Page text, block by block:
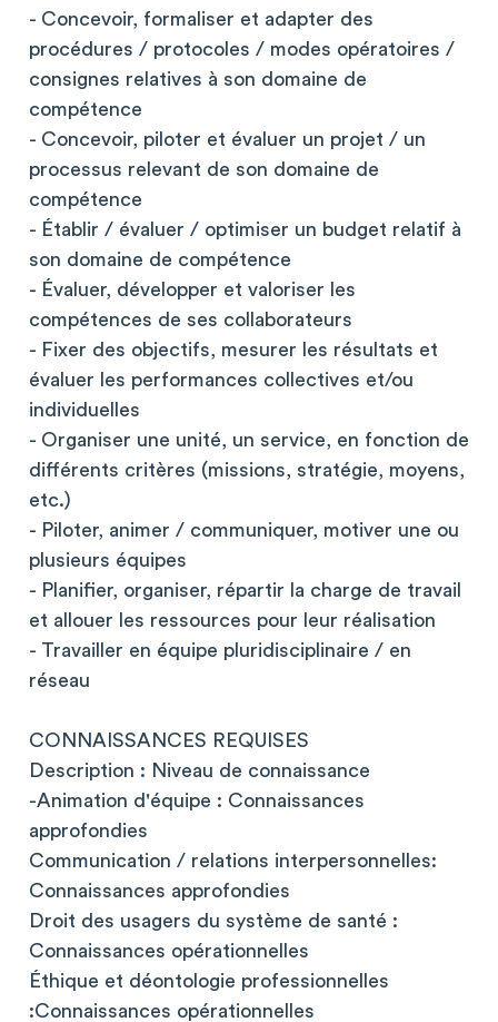
- Concevoir, formaliser et adapter des
procédures / protocoles / modes opératoires /
consignes relatives à son domaine de
compétence
- Concevoir, piloter et évaluer un projet / un
processus relevant de son domaine de
compétence
- Établir / évaluer / optimiser un budget relatif à
son domaine de compétence
- Évaluer, développer et valoriser les
compétences de ses collaborateurs
- Fixer des objectifs, mesurer les résultats et
évaluer les performances collectives et/ou
individuelles
- Organiser une unité, un service, en fonction de
différents critères (missions, stratégie, moyens,
etc.)
- Piloter, animer / communiquer, motiver une ou
plusieurs équipes
- Planifier, organiser, répartir la charge de travail
et allouer les ressources pour leur réalisation
- Travailler en équipe pluridisciplinaire / en
réseau
CONNAISSANCES REQUISES
Description : Niveau de connaissance
-Animation d'équipe : Connaissances
approfondies
Communication / relations interpersonnelles:
Connaissances approfondies
Droit des usagers du système de santé :
Connaissances opérationnelles
Éthique et déontologie professionnelles
:Connaissances opérationnelles